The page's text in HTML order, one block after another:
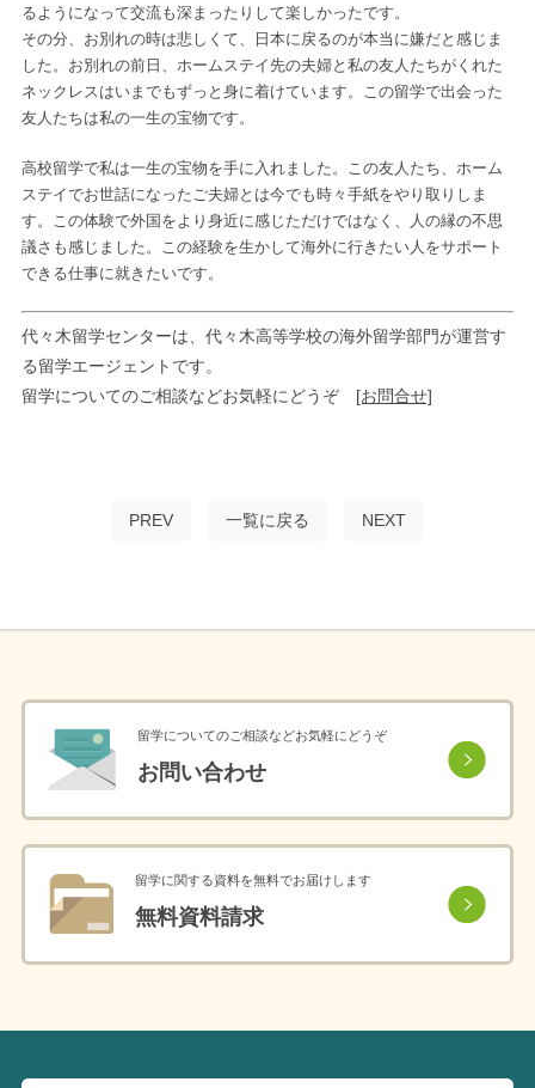
るようになって交流も深まったりして楽しかったです。
その分、お別れの時は悲しくて、日本に戻るのが本当に嫌だと感じま
した。お別れの前日、ホームステイ先の夫婦と私の友人たちがくれた
ネックレスはいまでもずっと身に着けています。この留学で出会った
友人たちは私の一生の宝物です。
高校留学で私は一生の宝物を手に入れました。この友人たち、ホーム
ステイでお世話になったご夫婦とは今でも時々手紙をやり取りしま
す。この体験で外国をより身近に感じただけではなく、人の縁の不思
議さも感じました。この経験を生かして海外に行きたい人をサポート
できる仕事に就きたいです。
代々木留学センターは、代々木高等学校の海外留学部門が運営す
る留学エージェントです。
留学についてのご相談などお気軽にどうぞ [お問合せ]
PREV 一覧に戻る NEXT
留学についてのご相談などお気軽にどうぞ
お問い合わせ
留学に関する資料を無料でお届けします
無料資料請求